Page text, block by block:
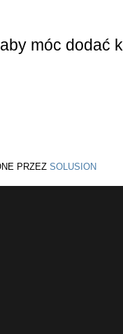
móc dodać
PRZEZ SOLUSION